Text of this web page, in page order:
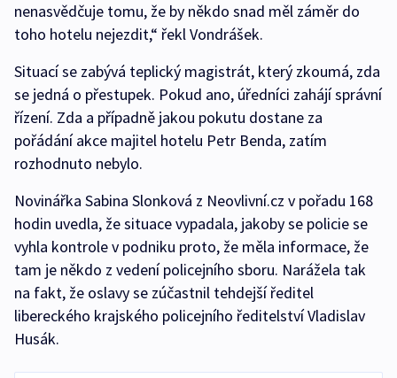
nenasvědčuje tomu, že by někdo snad měl záměr do
toho hotelu nejezdit,“ řekl Vondrášek.
Situací se zabývá teplický magistrát, který zkoumá, zda
se jedná o přestupek. Pokud ano, úředníci zahájí správní
řízení. Zda a případně jakou pokutu dostane za
pořádání akce majitel hotelu Petr Benda, zatím
rozhodnuto nebylo.
Novinářka Sabina Slonková z Neovlivní.cz v pořadu 168
hodin uvedla, že situace vypadala, jakoby se policie se
vyhla kontrole v podniku proto, že měla informace, že
tam je někdo z vedení policejního sboru. Narážela tak
na fakt, že oslavy se zúčastnil tehdejší ředitel
libereckého krajského policejního ředitelství Vladislav
Husák.